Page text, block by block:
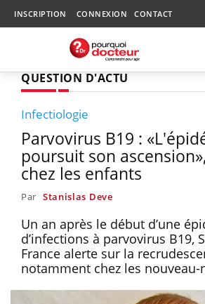
INSCRIPTION CONNEXION CONTACT
QUESTION D'ACTU
Infectiologie
Parvovirus B19 :
poursuit son
chez les enfants
Par Stanislas Deve
Un an après le début d’une
d’infections à parvovirus B19,
France alerte sur la
notamment chez les nouveau-